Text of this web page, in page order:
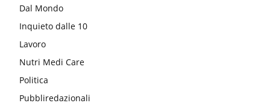
Dal Mondo
Inquieto dalle 10
Lavoro
Nutri Medi Care
Politica
Pubbliredazionali